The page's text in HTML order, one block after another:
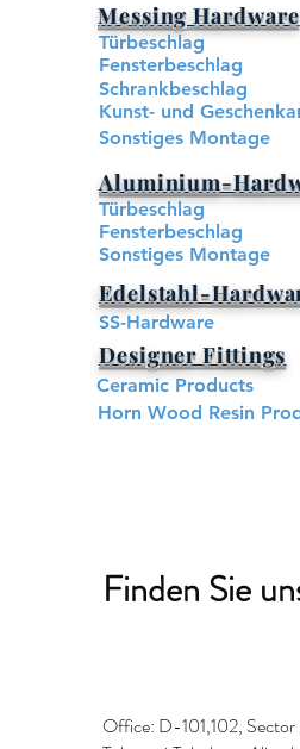
Messing Hardware​
Türbeschlag
Fensterbeschlag
Schrankbeschlag
Kunst- und
Sonstiges Montage
Aluminium-
Türbeschlag
Fensterbeschlag
Sonstiges Montage
SS-Hardware
Edelstahl-
Designer Fittings
Ceramic Products
Horn Wood Resin
Finden Sie
Office: D-101,102,